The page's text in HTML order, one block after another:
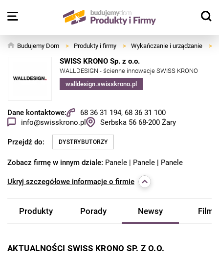
Budujemy Dom > Produkty i firmy > Wykańczanie i urządzanie >
SWISS KRONO Sp. z o.o.
WALLDESIGN - ścienne innowacje SWISS KRONO
walldesign.swisskrono.pl
Dane kontaktowe:
68 36 31 194, 68 36 31 100
info@swisskrono.pl
Serbska 56 68-200 Żary
Przejdź do: DYSTRYBUTORZY
Zobacz firmę w innym dziale: Panele Panele Panele
Ukryj szczegółowe informacje o firmie
Produkty Porady Newsy Filmy
AKTUALNOŚCI SWISS KRONO SP. Z O.O.